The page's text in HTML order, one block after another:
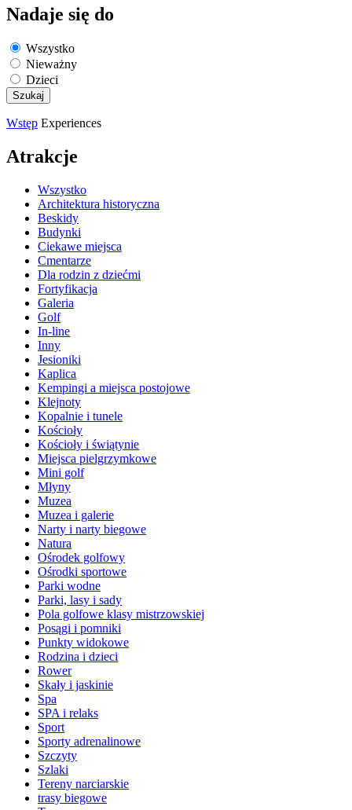
Nadaje się do
Wszystko
Nieważny
Dzieci
Wstęp Experiences
Atrakcje
Wszystko
Architektura historyczna
Beskidy
Budynki
Ciekawe miejsca
Cmentarze
Dla rodzin z dziećmi
Fortyfikacja
Galeria
Golf
In-line
Inny
Jesioniki
Kaplica
Kempingi a miejsca postojowe
Klejnoty
Kopalnie i tunele
Kościoły
Kościoły i świątynie
Miejsca pielgrzymkowe
Mini golf
Młyny
Muzea
Muzea i galerie
Narty i narty biegowe
Natura
Ośrodek golfowy
Ośrodki sportowe
Parki wodne
Parki, lasy i sady
Pola golfowe klasy mistrzowskiej
Posągi i pomniki
Punkty widokowe
Rodzina i dzieci
Rower
Skały i jaskinie
Spa
SPA i relaks
Sport
Sporty adrenalinowe
Szczyty
Szlaki
Tereny narciarskie
trasy biegowe